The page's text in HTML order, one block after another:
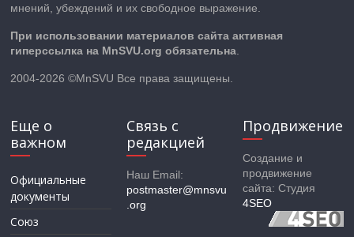
мнений, убеждений и их свободное выражение.
При использовании материалов сайта активная
гиперссылка на MnSVU.org обязательна
2004-2026 ©MnSVU Все права защищены.
Еще о
важном
Официальные
документы
Союз
Связь с
редакцией
Наш Email:
postmaster@mnsvu
.org
Продвижение
Создание и
продвижение
сайта: Студия
4SEO